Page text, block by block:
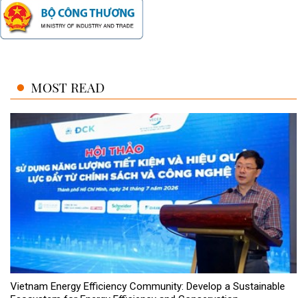
MOST READ
Vietnam Energy Efficiency Community: Develop a Sustainable